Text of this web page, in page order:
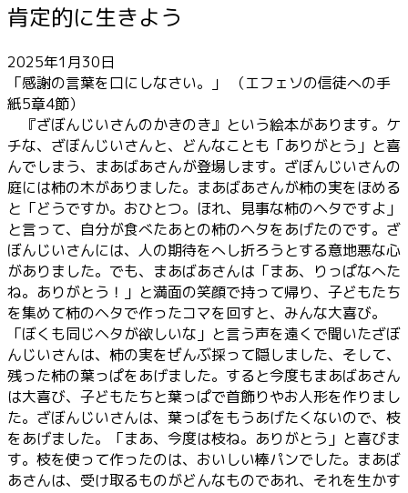
肯定的に生きよう
2025年1月30日
「感謝の言葉を口にしなさい。」 （エフェソの信徒への手
紙5章4節）
『ざぼんじいさんのかきのき』という絵本があります。ケ
チな、ざぼんじいさんと、どんなことも「ありがとう」と喜
んでしまう、まあばあさんが登場します。ざぼんじいさんの
庭には柿の木がありました。まあばあさんが柿の実をほめる
と「どうですか。おひとつ。ほれ、見事な柿のヘタですよ」
と言って、自分が食べたあとの柿のヘタをあげたのです。ざ
ぼんじいさんには、人の期待をへし折ろうとする意地悪な心
がありました。でも、まあばあさんは「まあ、りっぱなへた
ね。ありがとう！」と満面の笑顔で持って帰り、子どもたち
を集めて柿のヘタで作ったコマを回すと、みんな大喜び。
「ぼくも同じヘタが欲しいな」と言う声を遠くで聞いたざぼ
んじいさんは、柿の実をぜんぶ採って隠しました、そして、
残った柿の葉っぱをあげました。すると今度もまあばあさん
は大喜び、子どもたちと葉っぱで首飾りやお人形を作りまし
た。ざぼんじいさんは、葉っぱをもうあげたくないので、枝
をあげました。「まあ、今度は枝ね。ありがとう」と喜びま
す。枝を使って作ったのは、おいしい棒パンでした。まあば
あさんは、受け取るものがどんなものであれ、それを生かす